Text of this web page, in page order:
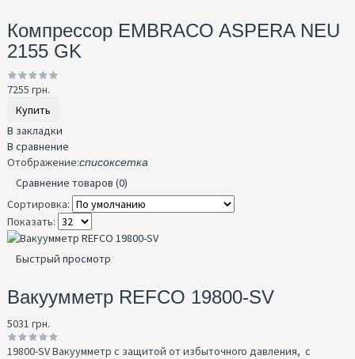
Компрессор EMBRACO ASPERA NEU
2155 GK
7255 грн.
Купить
В закладки
В сравнение
Отображение:списоксетка
Сравнение товаров (0)
Сортировка:
Показать:
Быстрый просмотр
Вакуумметр REFCO 19800-SV
5031 грн.
19800-SV Вакуумметр с защитой от избыточного давления, с